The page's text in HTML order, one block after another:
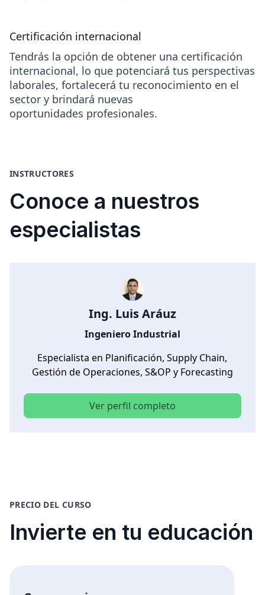
Certificación internacional
Tendrás la opción de obtener una certificación
internacional, lo que potenciará tus perspectivas
laborales, fortalecerá tu reconocimiento en el
sector y brindará nuevas
oportunidades profesionales.
INSTRUCTORES
Conoce a nuestros
especialistas
Ing. Luis Aráuz
Ingeniero Industrial
Especialista en Planificación, Supply Chain,
Gestión de Operaciones, S&OP y Forecasting
Ver perfil completo
PRECIO DEL CURSO
Invierte en tu educación